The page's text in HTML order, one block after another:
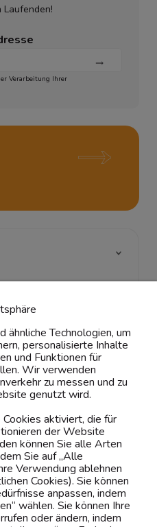
Laufenden!
Verarbeitung Ihrer
Technologien, um
personalisierte Inhalte
und Funktionen für
Wir verwenden
zu messen und zu
genutzt wird.
aktiviert, die für
der Website
können Sie alle Arten
Sie auf „Alle
Verwendung ablehnen
Cookies). Sie können
anpassen, indem
wählen. Sie können Ihre
oder ändern, indem